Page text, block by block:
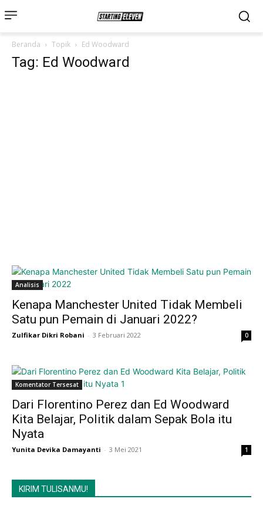
Beranda Topik Ed Woodward
Tag: Ed Woodward
Analisis
Kenapa Manchester United Tidak Membeli
Satu pun Pemain di Januari 2022?
Zulfikar Dikri Robani - 3 Februari 2022 0
Komentator Tersesat
Dari Florentino Perez dan Ed Woodward
Kita Belajar, Politik dalam Sepak Bola itu
Nyata
Yunita Devika Damayanti - 3 Mei 2021 1
KIRIM TULISANMU!